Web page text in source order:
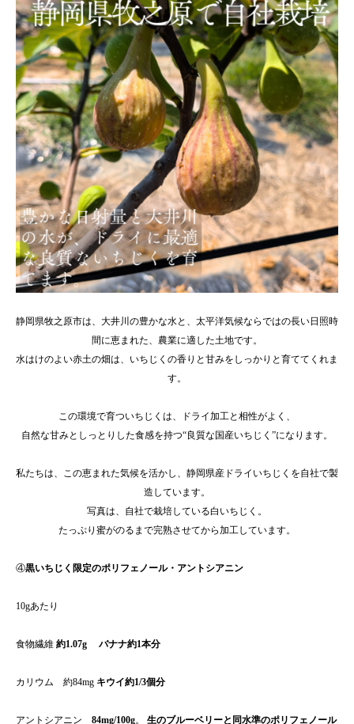
静岡県牧之原市は、大井川の豊かな水と、太平洋気候ならではの長い日照時
間に恵まれた、農業に適した土地です。
水はけのよい赤土の畑は、いちじくの香りと甘みをしっかりと育ててくれま
す。
この環境で育ついちじくは、ドライ加工と相性がよく、
自然な甘みとしっとりした食感を持つ“良質な国産いちじく”になります。
私たちは、この恵まれた気候を活かし、静岡県産ドライいちじくを自社で製
造しています。
写真は、自社で栽培している白いちじく。
たっぷり蜜がのるまで完熟させてから加工しています。
④黒いちじく限定のポリフェノール・アントシアニン
10gあたり
食物繊維 約1.07g バナナ約1本分
カリウム 約84mg キウイ約1/3個分
アントシアニン 84mg/100g。 生のブルーベリーと同水準のポリフェノール